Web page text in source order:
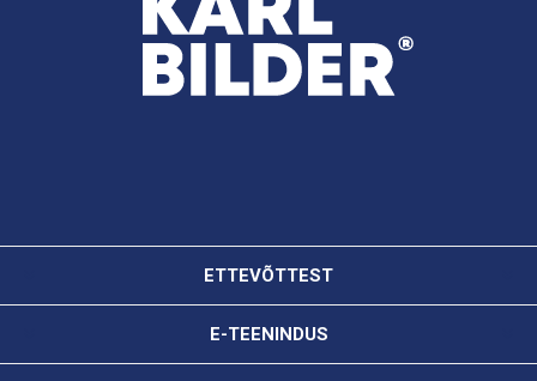
ETTEVÕTTEST
E-TEENINDUS